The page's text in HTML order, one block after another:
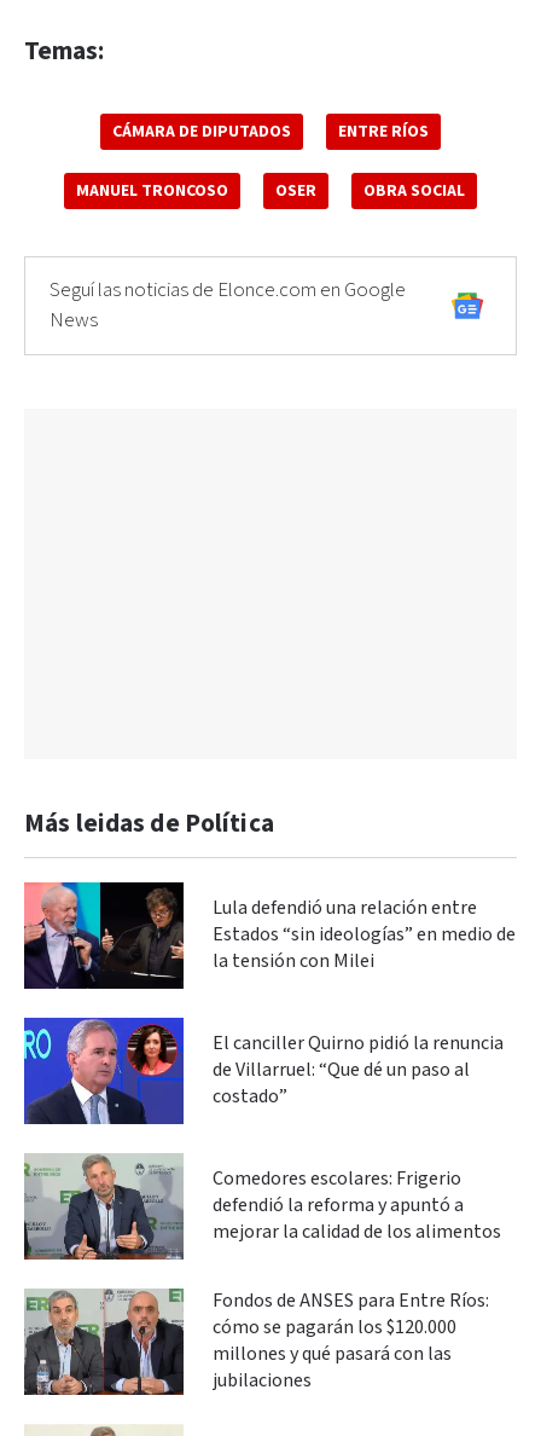
Temas:
CÁMARA DE DIPUTADOS ENTRE RÍOS
MANUEL TRONCOSO OSER OBRA SOCIAL
Seguí las noticias de Elonce.com en Google
News
Más leidas de Política
Lula defendió una relación entre
Estados “sin ideologías” en medio de
la tensión con Milei
El canciller Quirno pidió la renuncia
de Villarruel: “Que dé un paso al
costado”
Comedores escolares: Frigerio
defendió la reforma y apuntó a
mejorar la calidad de los alimentos
Fondos de ANSES para Entre Ríos:
cómo se pagarán los $120.000
millones y qué pasará con las
jubilaciones